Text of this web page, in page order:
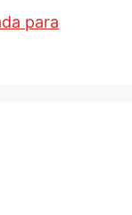
para